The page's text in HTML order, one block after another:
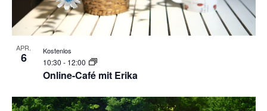
APR.
6
Online-Café mit Erika
10:30 - 12:00
Kostenlos